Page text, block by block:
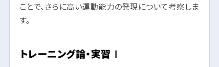
ことで、さらに高い運動能力の発現について考察しま
す。
トレーニング論・実習Ⅰ